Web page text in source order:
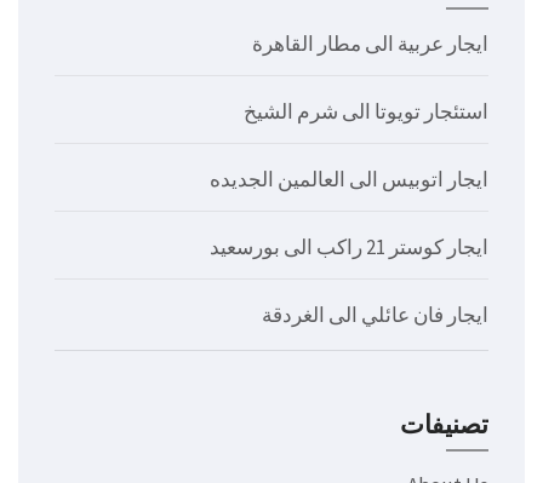
ايجار عربية الى مطار القاهرة
استئجار تويوتا الى شرم الشيخ
ايجار اتوبيس الى العالمين الجديده
ايجار كوستر 21 راكب الى بورسعيد
ايجار فان عائلي الى الغردقة
تصنيفات